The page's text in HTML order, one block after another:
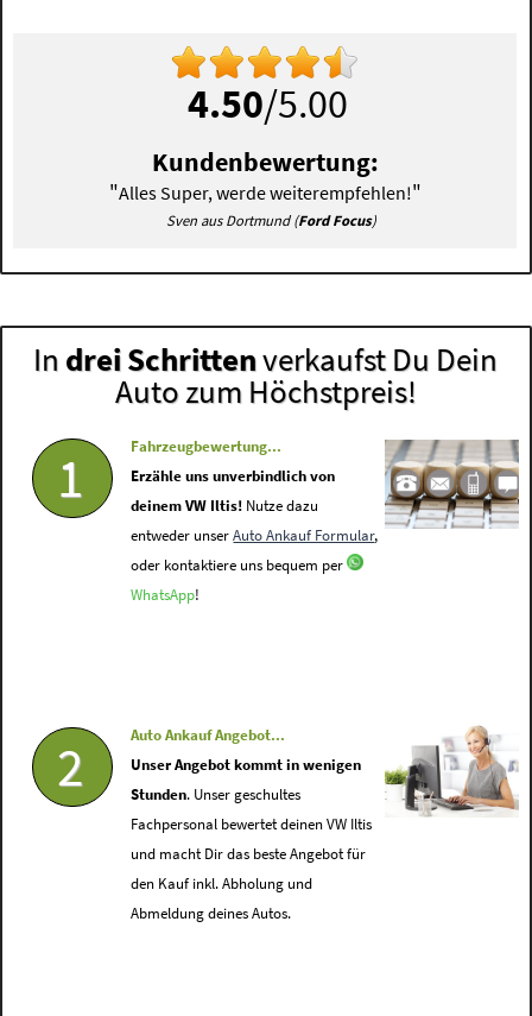
4.50/5.00
Kundenbewertung:
"Alles Super, werde weiterempfehlen!"
Sven aus Dortmund (Ford Focus)
In drei Schrittenverkaufst Du Dein
Auto zum Höchstpreis!
1
Fahrzeugbewertung...
Erzähle uns unverbindlich von
deinem VW Iltis! Nutze dazu
entweder unserAuto Ankauf Formular,
oder kontaktiere uns bequem per
WhatsApp!
2
Auto Ankauf Angebot...
Unser Angebot kommt in wenigen
Stunden. Unser geschultes
Fachpersonal bewertet deinen VW Iltis
und macht Dir das beste Angebot für
den Kauf inkl. Abholung und
Abmeldung deines Autos.